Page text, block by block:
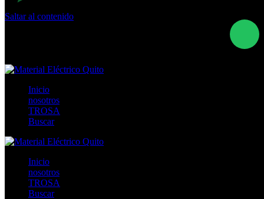
Saltar al contenido
Inicio
nosotros
TROSA
Buscar
Inicio
nosotros
TROSA
Buscar